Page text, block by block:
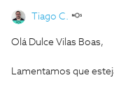
Tiago C.
Olá Dulce Vilas Boas,
Lamentamos que